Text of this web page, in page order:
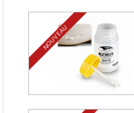
NOUVEAU